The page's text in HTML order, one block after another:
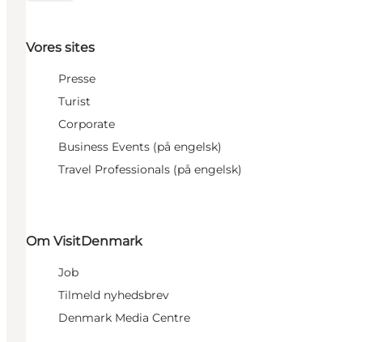
Vores sites
Presse
Turist
Corporate
Business Events (på engelsk)
Travel Professionals (på engelsk)
Om VisitDenmark
Job
Tilmeld nyhedsbrev
Denmark Media Centre